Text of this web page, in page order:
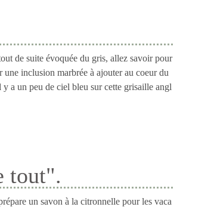
de suite évoquée du gris, allez savoir pour
une inclusion marbrée à ajouter au coeur du
a un peu de ciel bleu sur cette grisaille angl
tout".
un savon à la citronnelle pour les vaca